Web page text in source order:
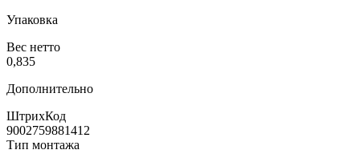
Упаковка
Вес нетто
0,835
Дополнительно
ШтрихКод
9002759881412
Тип монтажа